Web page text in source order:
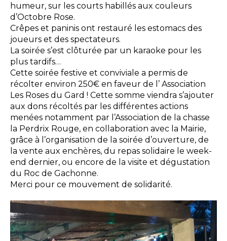
humeur, sur les courts habillés aux couleurs
d’Octobre Rose.
Crêpes et paninis ont restauré les estomacs des
joueurs et des spectateurs.
La soirée s’est clôturée par un karaoke pour les
plus tardifs…
Cette soirée festive et conviviale a permis de
récolter environ 250€ en faveur de l’ Association
Les Roses du Gard ! Cette somme viendra s’ajouter
aux dons récoltés par les différentes actions
menées notamment par l’Association de la chasse
la Perdrix Rouge, en collaboration avec la Mairie,
grâce à l’organisation de la soirée d’ouverture, de
la vente aux enchères, du repas solidaire le week-
end dernier, ou encore de la visite et dégustation
du Roc de Gachonne.
Merci pour ce mouvement de solidarité.